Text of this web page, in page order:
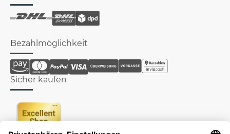
Bezahlmöglichkeit
Sicher kaufen